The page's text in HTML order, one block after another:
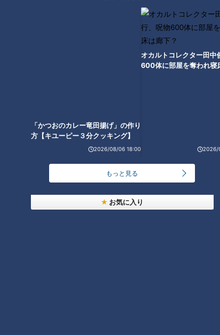
2026/08/06 18:00
オカルトコレクター田中
600体に部屋を奪われ寝
2026/
もっと見る
お気に入り
第2戦は、90分内では0₋0で決着が着かず、延長戦へ。
ただ、高嶺選手が後半ATで退場となり、数的不利の状況で延
長戦へと突入。FW永井謙佑選手が先制点を奪うものの、逆に
これで百年構想リーグは閉幕、次は8月に開幕する26-27シー
ズンまでつかの間の休息と新シーズンに向けた補強・そしてキ
ャンプとなります。果たして、グランパスに新たな戦力が補強
されるのか、選手の契約更改状況はどうなるか、気になる日々